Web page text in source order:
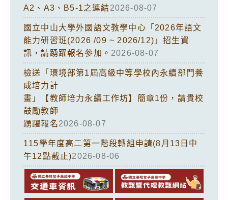
A2、A3、B5-1之連結2026-08-07
國立中山大學外國語文教學中心「2026年語文
能力研習班(2026 /09 ~ 2026/12)」招生資
訊，請踴躍報名參加。 2026-08-07
檢送「環境部第1屆高級中等學校內永續部門養
成培力計
畫」【教師培力永續工作坊】簡章1份，請貴校
鼓勵教師
踴躍報名2026-08-07
115學年度高二第一階段轉組申請(8月13日中
午12點截止)2026-08-06